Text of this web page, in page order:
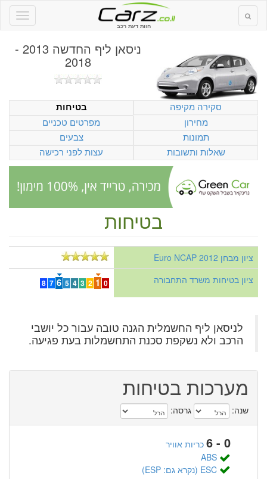
חוות דעת רכב
ניסאן ליף החדשה 2013 -
2018
סקירה מקיפה
בטיחות
מחירון
מפרטים טכניים
תמונות
צבעים
שאלות ותשובות
עצות לפני רכישה
בטיחות
ציון מבחן Euro NCAP 2012
ציון בטיחות משרד התחבורה
0
1
2
3
4
5
6
7
8
לניסאן ליף החשמלית הגנה טובה עבור כל יושבי
הרכב ולא נשקפת סכנת התחשמלות בעת פגיעה.
מערכות בטיחות
שנה: גרסה:
0 - 6
כריות אוויר
ABS
ESC (נקרא גם: ESP)